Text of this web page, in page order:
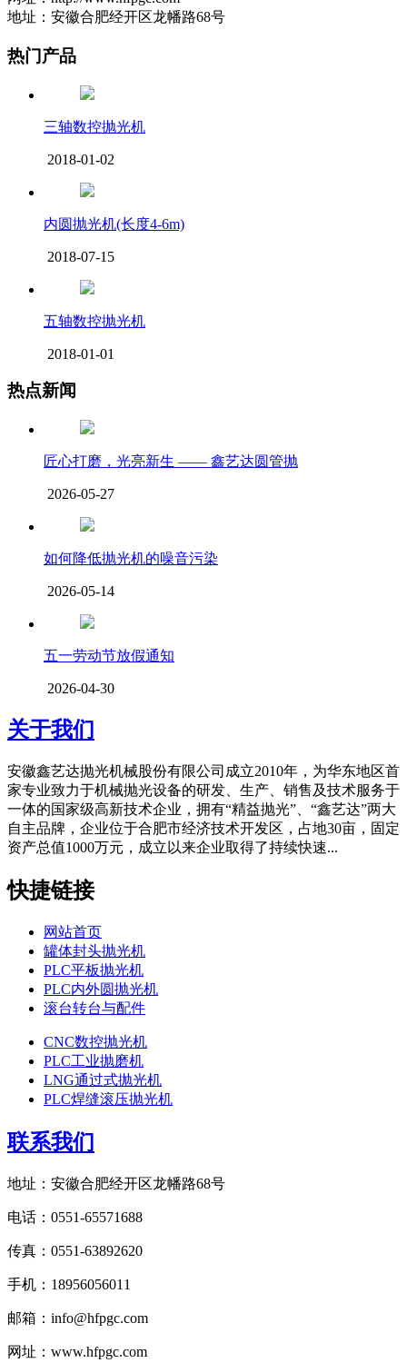
地址：安徽合肥经开区龙幡路68号
热门产品
三轴数控抛光机
2018-01-02
内圆抛光机(长度4-6m)
2018-07-15
五轴数控抛光机
2018-01-01
热点新闻
匠心打磨，光亮新生 —— 鑫艺达圆管抛
2026-05-27
如何降低抛光机的噪音污染
2026-05-14
五一劳动节放假通知
2026-04-30
关于我们
安徽鑫艺达抛光机械股份有限公司成立2010年，为华东地区首
家专业致力于机械抛光设备的研发、生产、销售及技术服务于
一体的国家级高新技术企业，拥有“精益抛光”、“鑫艺达”两大
自主品牌，企业位于合肥市经济技术开发区，占地30亩，固定
资产总值1000万元，成立以来企业取得了持续快速...
快捷链接
网站首页
罐体封头抛光机
PLC平板抛光机
PLC内外圆抛光机
滚台转台与配件
CNC数控抛光机
PLC工业抛磨机
LNG通过式抛光机
PLC焊缝滚压抛光机
联系我们
地址：安徽合肥经开区龙幡路68号
电话：0551-65571688
传真：0551-63892620
手机：18956056011
邮箱：info@hfpgc.com
网址：www.hfpgc.com